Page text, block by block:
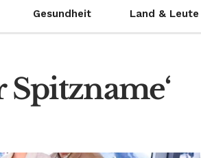
Gesundheit Land & Leute